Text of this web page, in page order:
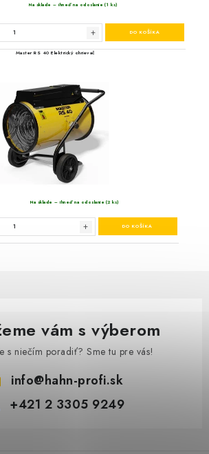
vám s výberom
s niečím poradiť? Sme tu pre vás!
info@hahn-profi.sk
+421 2 3305 9249